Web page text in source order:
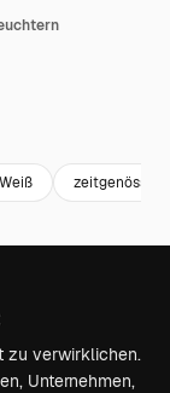
Weiß
zu verwirklichen.
Unternehmen,